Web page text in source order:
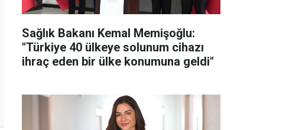
Sağlık Bakanı Kemal Memişoğlu:
"Türkiye 40 ülkeye solunum cihazı
ihraç eden bir ülke konumuna geldi"